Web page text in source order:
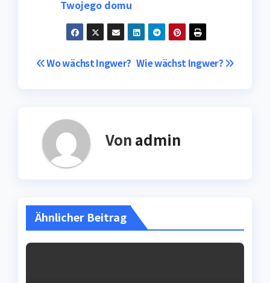
Twojego domu
Beitragsnavigation
Wie wächst Ingwer?
Wo wächst Ingwer?
Von admin
Ähnlicher Beitrag